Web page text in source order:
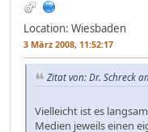
Location: Wiesbaden
3 März 2008, 11:52:17
Zitat von: Dr. Schreck
Vielleicht ist es
Medien jeweils einen